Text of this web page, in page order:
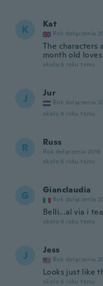
K Kat
Rok dołączenia
The characters
month old
około 6 roku temu
J Jur
Rok dołączenia
około 6 roku temu
R Russ
Rok dołączenia 2016
około 6 roku temu
G Gianclaudia
Rok dołączenia
Belli...al via i
około 6 roku temu
J Jess
Rok dołączenia
Looks just like
około 6 roku temu